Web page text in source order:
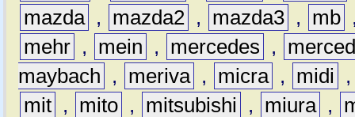
mazda , mazda2 , mazda3 , mb
mehr , mein , mercedes ,
maybach
, meriva , micra , midi
mit , mito , mitsubishi , miura ,